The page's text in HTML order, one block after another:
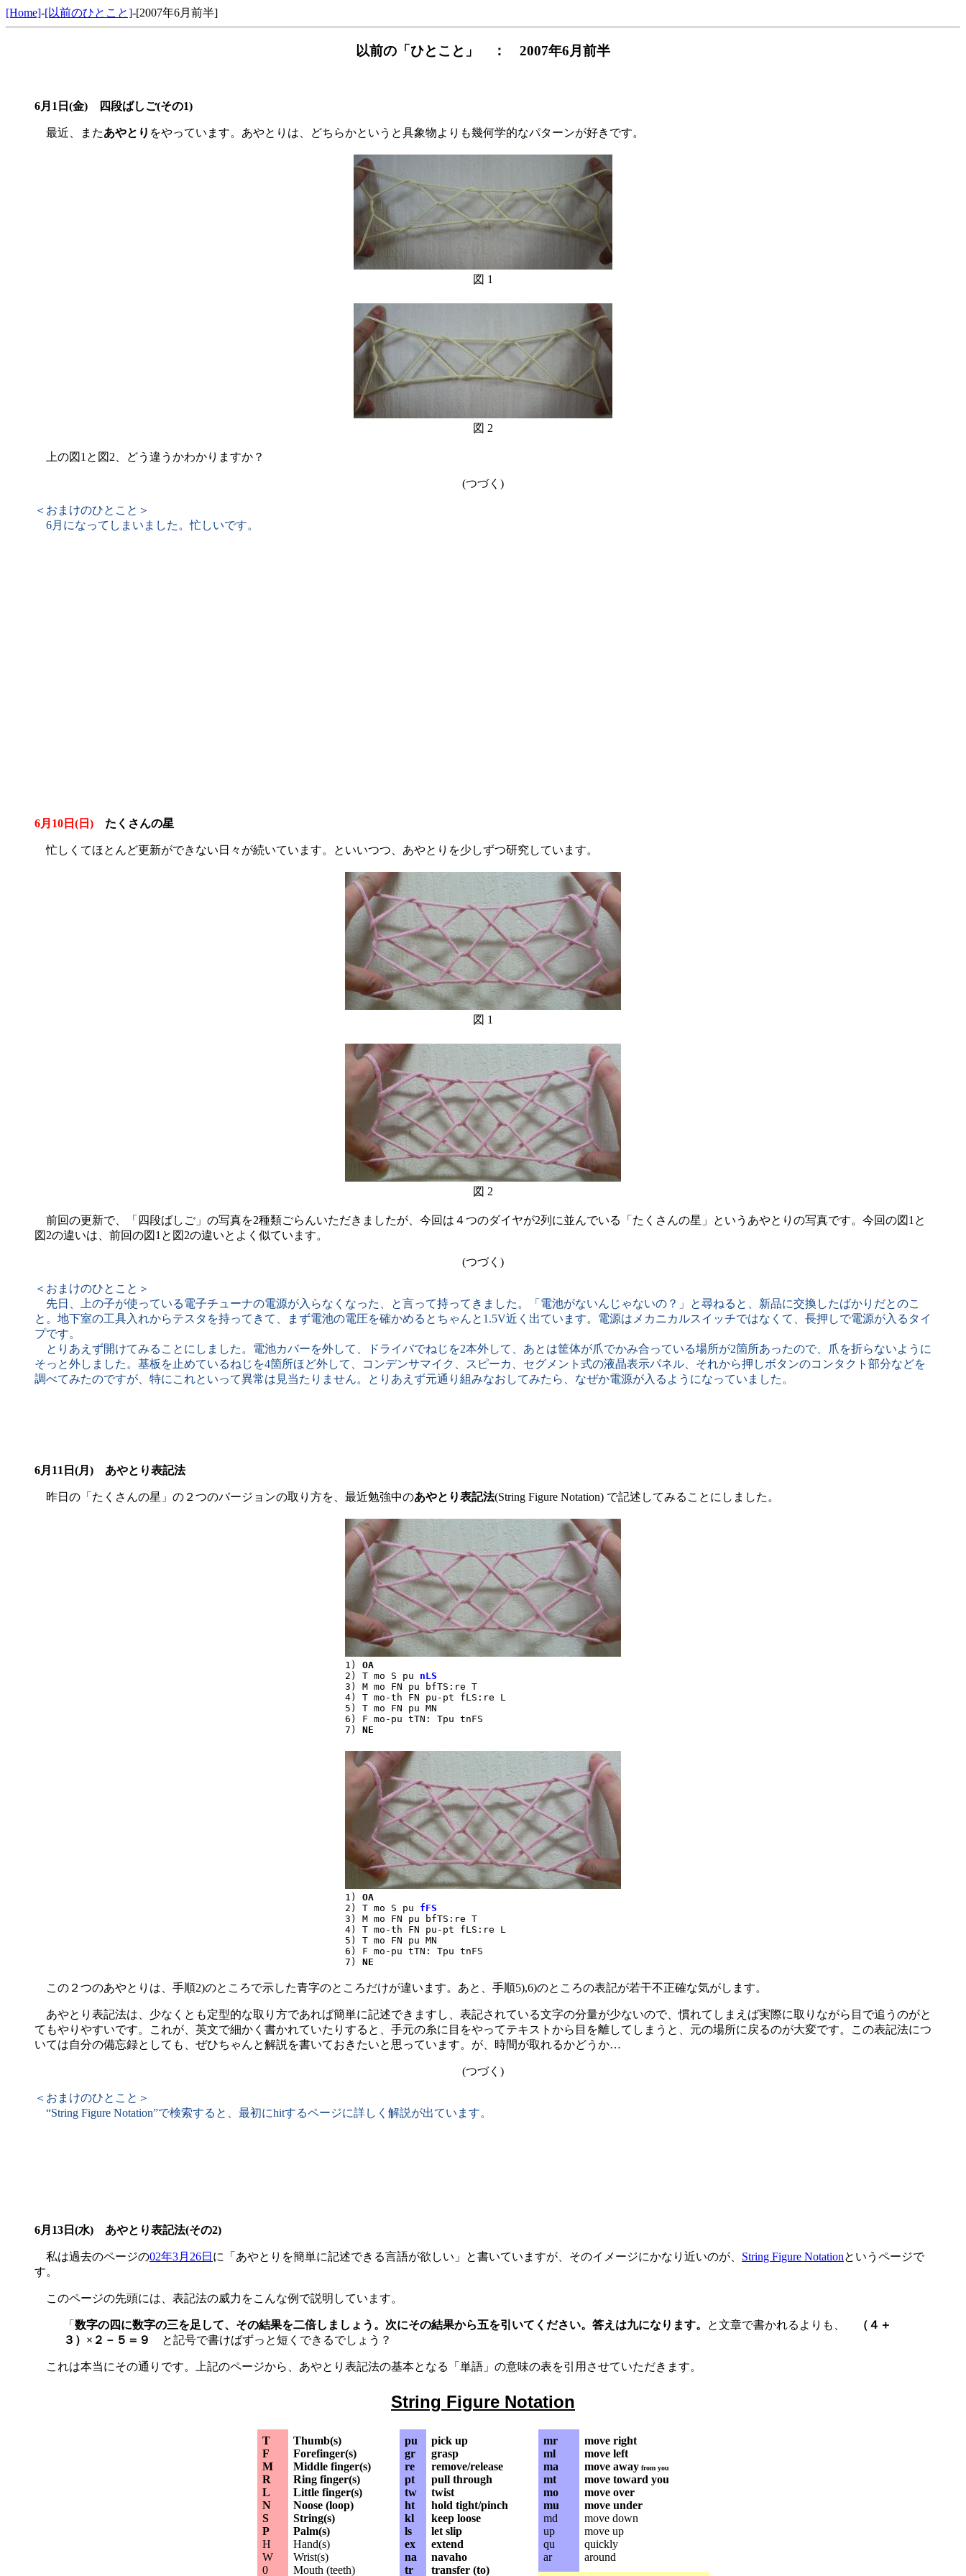
[Home]-[以前のひとこと]-[2007年6月前半]
以前の「ひとこと」 ： 2007年6月前半
6月1日(金) 四段ばしご(その1)
最近、またあやとり をやっています。あやとりは、どちらかというと具象物よりも幾何学的なパターンが好きです。
図 1
図 2
上の図1と図2、どう違うかわかりますか？
(つづく)
＜おまけのひとこと＞
6月になってしまいました。忙しいです。
6月10日(日) たくさんの星
忙しくてほとんど更新ができない日々が続いています。といいつつ、あやとりを少しずつ研究しています。
図 1
図 2
前回の更新で、「四段ばしご」の写真を2種類ごらんいただきましたが、今回は４つのダイヤが2列に並んでいる「たくさんの星」というあやとりの写真です。今回の図1と
図2の違いは、前回の図1と図2の違いとよく似ています。
(つづく)
＜おまけのひとこと＞
先日、上の子が使っている電子チューナの電源が入らなくなった、と言って持ってきました。「電池がないんじゃないの？」と尋ねると、新品に交換したばかりだとのこ
と。地下室の工具入れからテスタを持ってきて、まず電池の電圧を確かめるとちゃんと1.5V近く出ています。電源はメカニカルスイッチではなくて、長押しで電源が入るタイ
プです。
とりあえず開けてみることにしました。電池カバーを外して、ドライバでねじを2本外して、あとは筐体が爪でかみ合っている場所が2箇所あったので、爪を折らないように
そっと外しました。基板を止めているねじを4箇所ほど外して、コンデンサマイク、スピーカ、セグメント式の液晶表示パネル、それから押しボタンのコンタクト部分などを
調べてみたのですが、特にこれといって異常は見当たりません。とりあえず元通り組みなおしてみたら、なぜか電源が入るようになっていました。
6月11日(月) あやとり表記法
昨日の「たくさんの星」の２つのバージョンの取り方を、最近勉強中のあやとり表記法(String Figure Notation) で記述してみることにしました。
1) OA
2) T mo S pu nLS
3) M mo FN pu bfTS:re T
4) T mo-th FN pu-pt fLS:re L
5) T mo FN pu MN
6) F mo-pu tTN: Tpu tnFS
7) NE
1) OA
2) T mo S pu fFS
3) M mo FN pu bfTS:re T
4) T mo-th FN pu-pt fLS:re L
5) T mo FN pu MN
6) F mo-pu tTN: Tpu tnFS
7) NE
この２つのあやとりは、手順2)のところで示した青字のところだけが違います。あと、手順5),6)のところの表記が若干不正確な気がします。
あやとり表記法は、少なくとも定型的な取り方であれば簡単に記述できますし、表記されている文字の分量が少ないので、慣れてしまえば実際に取りながら目で追うのがと
てもやりやすいです。これが、英文で細かく書かれていたりすると、手元の糸に目をやってテキストから目を離してしまうと、元の場所に戻るのが大変です。この表記法につ
いては自分の備忘録としても、ぜひちゃんと解説を書いておきたいと思っています。が、時間が取れるかどうか…
(つづく)
＜おまけのひとこと＞
“String Figure Notation”で検索すると、最初にhitするページに詳しく解説が出ています。
6月13日(水) あやとり表記法(その2)
私は過去のページの02年3月26日 に「あやとりを簡単に記述できる言語が欲しい」と書いていますが、そのイメージにかなり近いのが、 String Figure Notationというページで
す。
このページの先頭には、表記法の威力をこんな例で説明しています。
「 数字の四に数字の三を足して、その結果を二倍しましょう。次にその結果から五を引いてください。答えは九になります。 と文章で書かれるよりも、
（４＋
３）×２－５＝９
と記号で書けばずっと短くできるでしょう？
これは本当にその通りです。上記のページから、あやとり表記法の基本となる「単語」の意味の表を引用させていただきます。
String Figure Notation
T
F
M
R
L
N
S
P
H
W
0
Thumb(s)
Forefinger(s)
Middle finger(s)
Ring finger(s)
Little finger(s)
Noose (loop)
String(s)
Palm(s)
Hand(s)
Wrist(s)
Mouth (teeth)
pu
gr
re
pt
tw
ht
kl
ls
ex
na
tr
pick up
grasp
remove/release
pull through
twist
hold tight/pinch
keep loose
let slip
extend
navaho
transfer (to)
mr
ml
ma
mt
mo
mu
md
up
qu
ar
move right
move left
move away from you
move toward you
move over
move under
move down
move up
quickly
around